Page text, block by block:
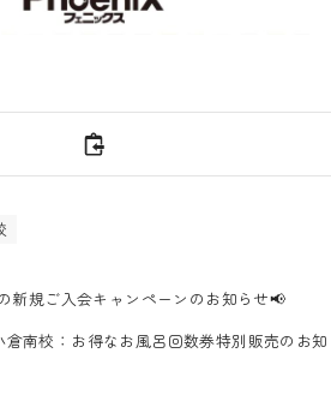
新規ご入会キャンペーンのお知らせ📢
倉南校：お得なお風呂回数券特別販売のお